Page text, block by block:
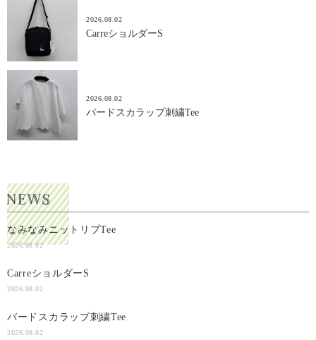
2026.08.02
CarreショルダーS
2026.08.02
バードスカラップ刺繍Tee
なみなみニットリブTee
2026.08.02
CarreショルダーS
2026.08.02
バードスカラップ刺繍Tee
2026.08.02